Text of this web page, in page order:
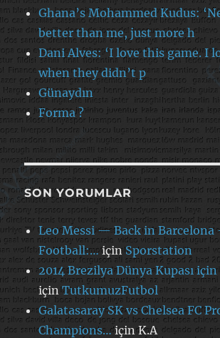
Ghana’s Mohammed Kudus:
better than me, just more h
Dani Alves: ‘I love this game. I
when they didn’t p
Günaydın
Forma ?
SON YORUMLAR
Leo Messi — Back in
Football:…içinSporstation
2014 Brezilya Dünya Kupası
içinTutkumuzFutbol
Galatasaray SK vs Chelsea FC
Champions…içinK.A